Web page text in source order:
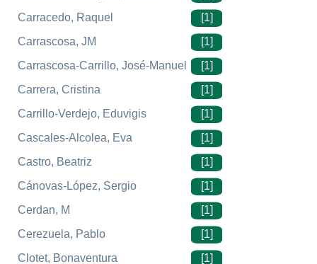
Carracedo, Raquel
[1]
Carrascosa, JM
[1]
Carrascosa-Carrillo, José-Manuel
[1]
Carrera, Cristina
[1]
Carrillo-Verdejo, Eduvigis
[1]
Cascales-Alcolea, Eva
[1]
Castro, Beatriz
[1]
Cánovas-López, Sergio
[1]
Cerdan, M
[1]
Cerezuela, Pablo
[1]
Clotet, Bonaventura
[1]